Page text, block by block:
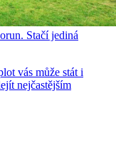
Stačí jediná
vás může stát i
nejčastějším